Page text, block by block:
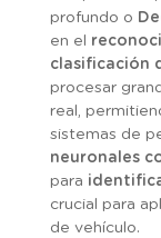
profundo o
en el
clasificación
procesar
real,
sistemas de
neuronales
para
crucial para
de vehículo.